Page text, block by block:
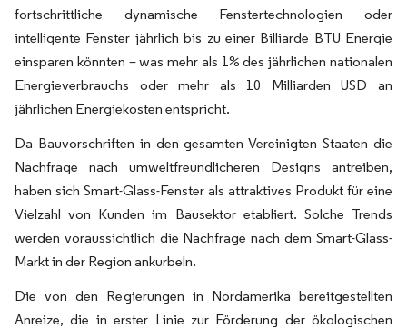
fortschrittliche dynamische Fenstertechnologien oder
intelligente Fenster jährlich bis zu einer Billiarde BTU Energie
einsparen könnten – was mehr als 1% des jährlichen nationalen
Energieverbrauchs oder mehr als 10 Milliarden USD an
jährlichen Energiekosten entspricht.
Da Bauvorschriften in den gesamten Vereinigten Staaten die
Nachfrage nach umweltfreundlicheren Designs antreiben,
haben sich Smart-Glass-Fenster als attraktives Produkt für eine
Vielzahl von Kunden im Bausektor etabliert. Solche Trends
werden voraussichtlich die Nachfrage nach dem Smart-Glass-
Markt in der Region ankurbeln.
Die von den Regierungen in Nordamerika bereitgestellten
Anreize, die in erster Linie zur Förderung der ökologischen